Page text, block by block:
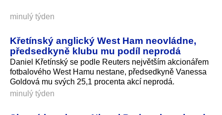
minulý týden
Křetínský anglický West Ham neovládne,
předsedkyně klubu mu podíl neprodá
Daniel Křetínský se podle Reuters největším akcionářem
fotbalového West Hamu nestane, předsedkyně Vanessa
Goldová mu svých 25,1 procenta akcí neprodá.
minulý týden